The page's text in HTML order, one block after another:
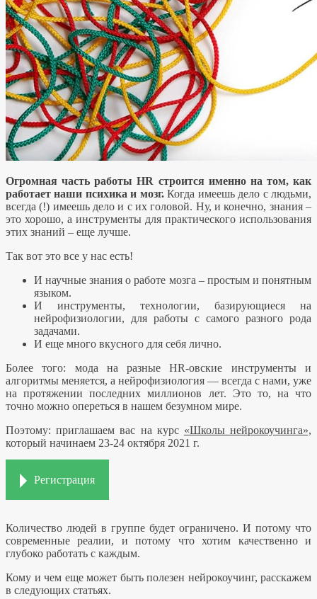
Огромная часть работы HR строится именно на том, как
работает наши психика и мозг.Когда имеешь дело с людьми,
всегда (!) имеешь дело и с их головой. Ну, и конечно, знания –
это хорошо, а инструменты для практического использования
этих знаний – еще лучше.
Так вот это все у нас есть!
И научные знания о работе мозга – простым и понятным
языком.
И инструменты, технологии, базирующиеся на
нейрофизиологии, для работы с самого разного рода
задачами.
И еще много вкусного для себя лично.
Более того: мода на разные HR-овские инструменты и
алгоритмы меняется, а нейрофизиология — всегда с нами, уже
на протяжении последних миллионов лет. Это то, на что
точно можно опереться в нашем безумном мире.
Поэтому: приглашаем вас на курс «Школы нейрокоучинга»,
который начинаем 23-24 октября 2021 г.
Регистрация
Количество людей в группе будет ограничено. И потому что
современные реалии, и потому что хотим качественно и
глубоко работать с каждым.
Кому и чем еще может быть полезен нейрокоучинг, расскажем
в следующих статьях.